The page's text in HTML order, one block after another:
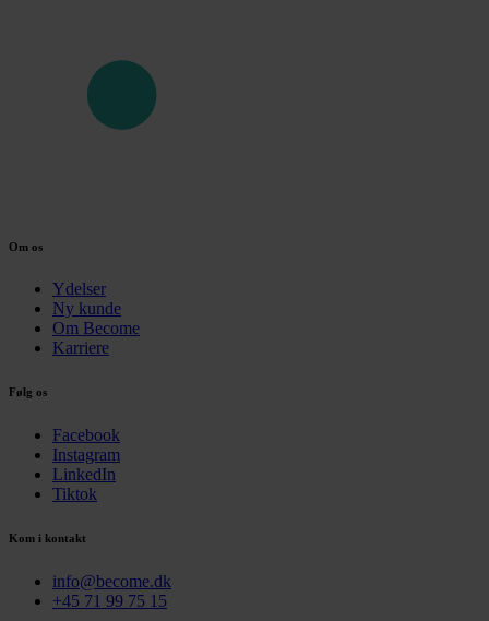
Om os
Ydelser
Ny kunde
Om Become
Karriere
Følg os
Facebook
Instagram
LinkedIn
Tiktok
Kom i kontakt
info@become.dk
+45 71 99 75 15